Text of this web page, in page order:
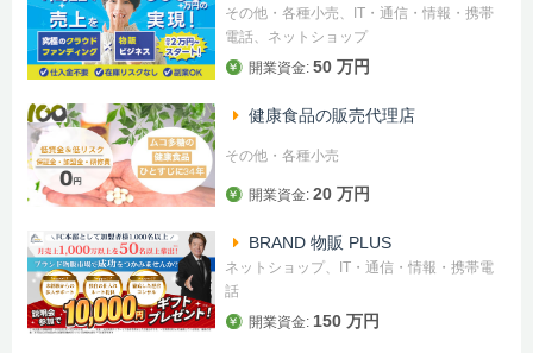
その他・各種小売、IT・通信・情報・携帯
電話、ネットショップ
開業資金: 50 万円
健康食品の販売代理店
その他・各種小売
開業資金: 20 万円
BRAND 物販 PLUS
ネットショップ、IT・通信・情報・携帯電
話
開業資金: 150 万円